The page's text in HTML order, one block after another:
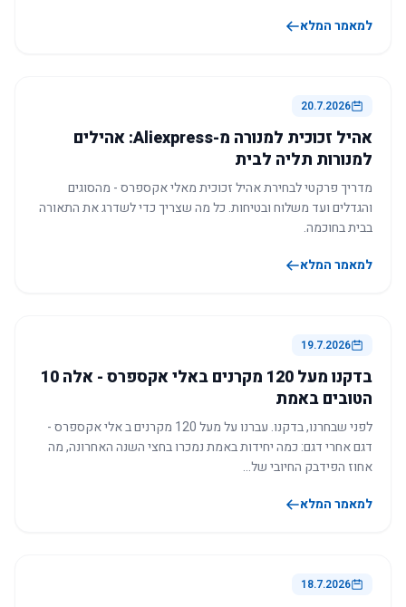
למאמר המלא
20.7.2026
אהיל זכוכית למנורה מ-Aliexpress: אהילים
למנורות תליה לבית
מדריך פרקטי לבחירת אהיל זכוכית מאלי אקספרס - מהסוגים
והגדלים ועד משלוח ובטיחות. כל מה שצריך כדי לשדרג את התאורה
בבית בחוכמה.
למאמר המלא
19.7.2026
בדקנו מעל 120 מקרנים באלי אקספרס - אלה 10
הטובים באמת
לפני שבחרנו, בדקנו. עברנו על מעל 120 מקרנים ב אלי אקספרס -
דגם אחרי דגם: כמה יחידות באמת נמכרו בחצי השנה האחרונה, מה
אחוז הפידבק החיובי של…
למאמר המלא
18.7.2026